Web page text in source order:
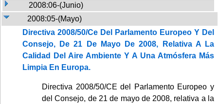
2008:06-(Junio)
2008:05-(Mayo)
Directiva 2008/50/Ce Del Parlamento Europeo Y Del
Consejo, De 21 De Mayo De 2008, Relativa A La
Calidad Del Aire Ambiente Y A Una Atmósfera Más
Limpia En Europa.
Directiva 2008/50/CE del Parlamento Europeo y
del Consejo, de 21 de mayo de 2008, relativa a la